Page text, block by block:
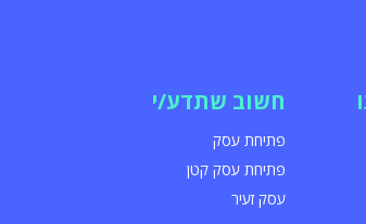
חשוב שתדע/י
פתיחת עסק
פתיחת עסק קטן
עסק זעיר